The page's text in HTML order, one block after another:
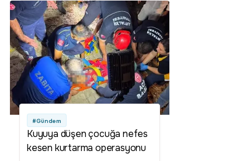
#Gündem
Kuyuya düşen çocuğa nefes
kesen kurtarma operasyonu